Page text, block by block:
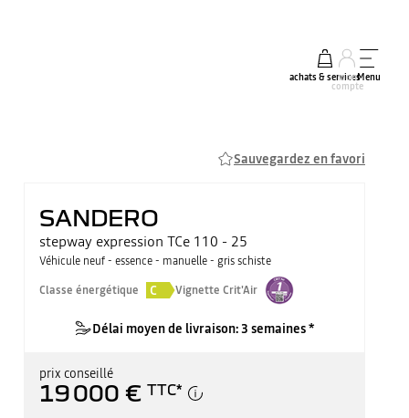
achats & services
mon
compte
Menu
Sauvegardez en favori
SANDERO
stepway expression TCe 110 - 25
Véhicule neuf - essence - manuelle - gris schiste
Classe énergétique
C Vignette Crit'Air
Délai moyen de livraison: 3 semaines *
prix conseillé
19 000 € TTC*